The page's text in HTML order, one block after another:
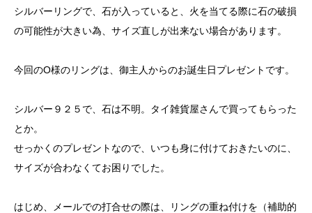
シルバーリングで、石が入っていると、火を当てる際に石の破損
の可能性が大きい為、サイズ直しが出来ない場合があります。
今回のO様のリングは、御主人からのお誕生日プレゼントです。
シルバー９２５で、石は不明。タイ雑貨屋さんで買ってもらった
とか。
せっかくのプレゼントなので、いつも身に付けておきたいのに、
サイズが合わなくてお困りでした。
はじめ、メールでの打合せの際は、リングの重ね付けを（補助的